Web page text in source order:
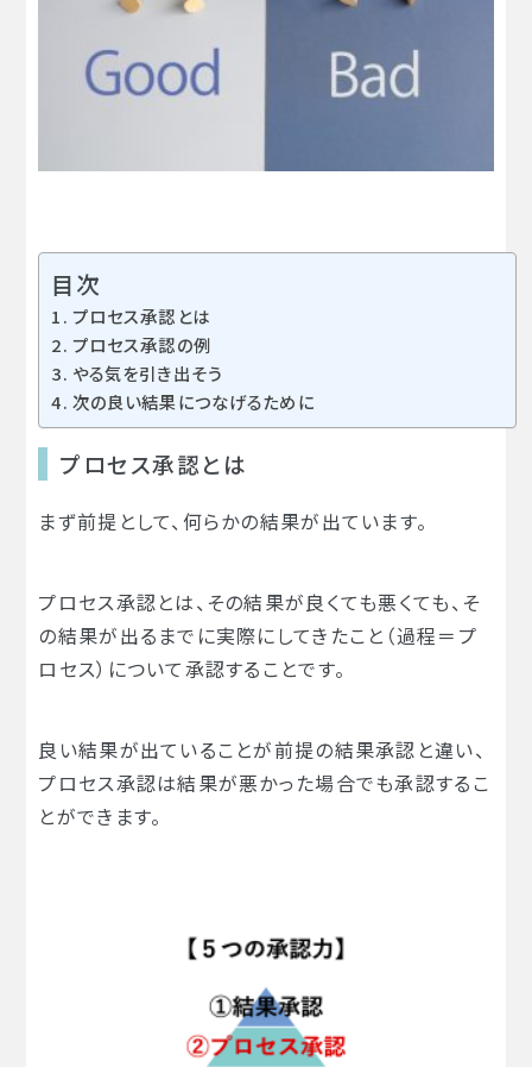
目次
プロセス承認とは
プロセス承認の例
やる気を引き出そう
次の良い結果につなげるために
プロセス承認とは
まず前提として、何らかの結果が出ています。
プロセス承認とは、その結果が良くても悪くても、そ
の結果が出るまでに実際にしてきたこと（過程＝プ
ロセス）について承認することです。
良い結果が出ていることが前提の結果承認と違い、
プロセス承認は結果が悪かった場合でも承認するこ
とができます。